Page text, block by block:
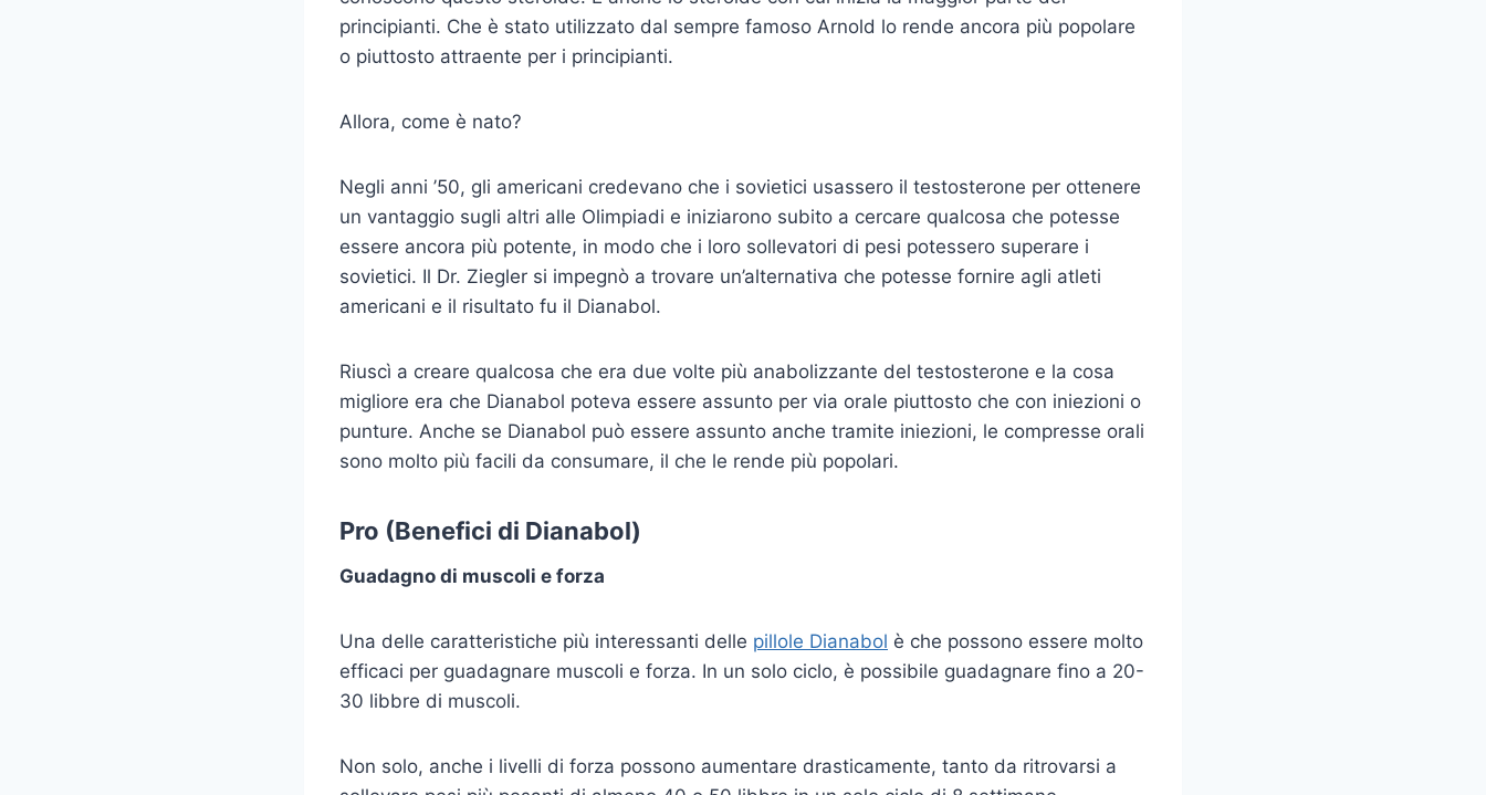
principianti. Che è stato utilizzato dal sempre famoso Arnold lo rende ancora più popolare
o piuttosto attraente per i principianti.
Allora, come è nato?
Negli anni ’50, gli americani credevano che i sovietici usassero il testosterone per ottenere
un vantaggio sugli altri alle Olimpiadi e iniziarono subito a cercare qualcosa che potesse
essere ancora più potente, in modo che i loro sollevatori di pesi potessero superare i
sovietici. Il Dr. Ziegler si impegnò a trovare un’alternativa che potesse fornire agli atleti
americani e il risultato fu il Dianabol.
Riuscì a creare qualcosa che era due volte più anabolizzante del testosterone e la cosa
migliore era che Dianabol poteva essere assunto per via orale piuttosto che con iniezioni o
punture. Anche se Dianabol può essere assunto anche tramite iniezioni, le compresse orali
sono molto più facili da consumare, il che le rende più popolari.
Pro (Benefici di Dianabol)
Guadagno di muscoli e forza
Una delle caratteristiche più interessanti delle pillole Dianabol è che possono essere molto
efficaci per guadagnare muscoli e forza. In un solo ciclo, è possibile guadagnare fino a 20-
30 libbre di muscoli.
Non solo, anche i livelli di forza possono aumentare drasticamente, tanto da ritrovarsi a